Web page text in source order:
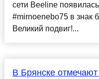
сети Beeline
#mirnoenebo75 в знак
Великий подвиг!...
В Брянске